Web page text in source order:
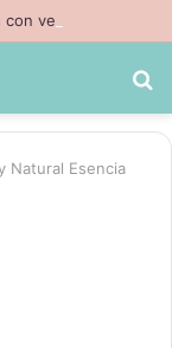
Natural Esencia